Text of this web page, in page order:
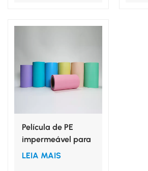
Película de PE
impermeável para
fraldas, para
LEIA MAIS